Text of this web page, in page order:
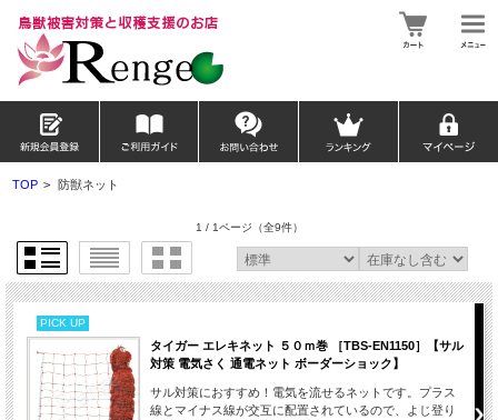
TOP > 防獣ネット
1 / 1ページ （全9件）
PICK UP
タイガー エレキネット ５０ｍ巻 ［TBS-EN1150］【サル
対策 電気さく 通電ネット ボーダーショック】
サル対策におすすめ！電気を流せるネットです。プラス
線とマイナス線が交互に配置されているので、よじ登り